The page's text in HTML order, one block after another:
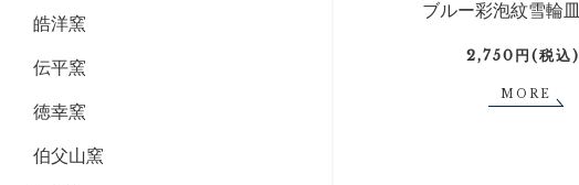
ブルー彩泡紋雪輪皿
2,750円(税込)
MORE
皓洋窯
伝平窯
徳幸窯
伯父山窯